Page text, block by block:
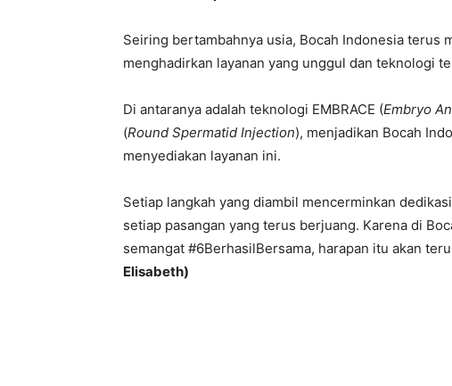
Seiring bertambahnya usia, Bocah Indonesia terus
menghadirkan layanan yang unggul dan teknologi
Di antaranya adalah teknologi EMBRACE (Embryo
(Round Spermatid Injection), menjadikan Bocah
menyediakan layanan ini.
Setiap langkah yang diambil mencerminkan
setiap pasangan yang terus berjuang. Karena di
semangat #6BerhasilBersama, harapan itu akan
Elisabeth)